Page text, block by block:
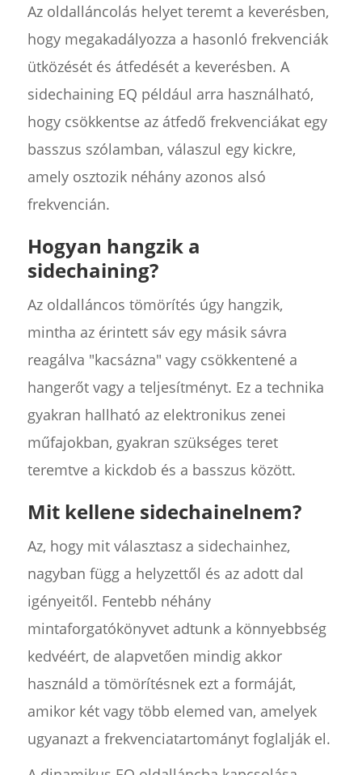
Az oldalláncolás helyet teremt a keverésben,
hogy megakadályozza a hasonló frekvenciák
ütközését és átfedését a keverésben. A
sidechaining EQ például arra használható,
hogy csökkentse az átfedő frekvenciákat egy
basszus szólamban, válaszul egy kickre,
amely osztozik néhány azonos alsó
frekvencián.
Hogyan hangzik a
sidechaining?
Az oldalláncos tömörítés úgy hangzik,
mintha az érintett sáv egy másik sávra
reagálva "kacsázna" vagy csökkentené a
hangerőt vagy a teljesítményt. Ez a technika
gyakran hallható az elektronikus zenei
műfajokban, gyakran szükséges teret
teremtve a kickdob és a basszus között.
Mit kellene sidechainelnem?
Az, hogy mit választasz a sidechainhez,
nagyban függ a helyzettől és az adott dal
igényeitől. Fentebb néhány
mintaforgatókönyvet adtunk a könnyebbség
kedvéért, de alapvetően mindig akkor
használd a tömörítésnek ezt a formáját,
amikor két vagy több elemed van, amelyek
ugyanazt a frekvenciatartományt foglalják el.